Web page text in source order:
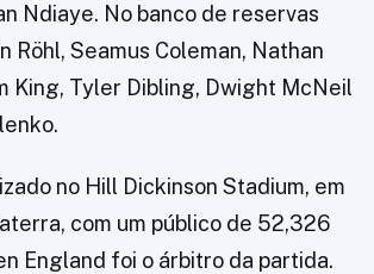
Ndiaye. No banco de reservas
Röhl, Seamus Coleman, Nathan
King, Tyler Dibling, Dwight McNeil
no Hill Dickinson Stadium, em
com um público de 52,326
England foi o árbitro da partida.